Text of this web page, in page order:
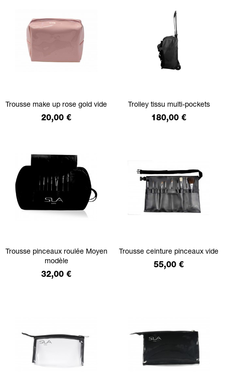
Trousse make up rose gold vide
Prix
20,00 €
Trolley tissu multi-pockets
Prix
180,00 €
Trousse pinceaux roulée Moyen
modèle
Prix
32,00 €
Trousse ceinture pinceaux vide
Prix
55,00 €